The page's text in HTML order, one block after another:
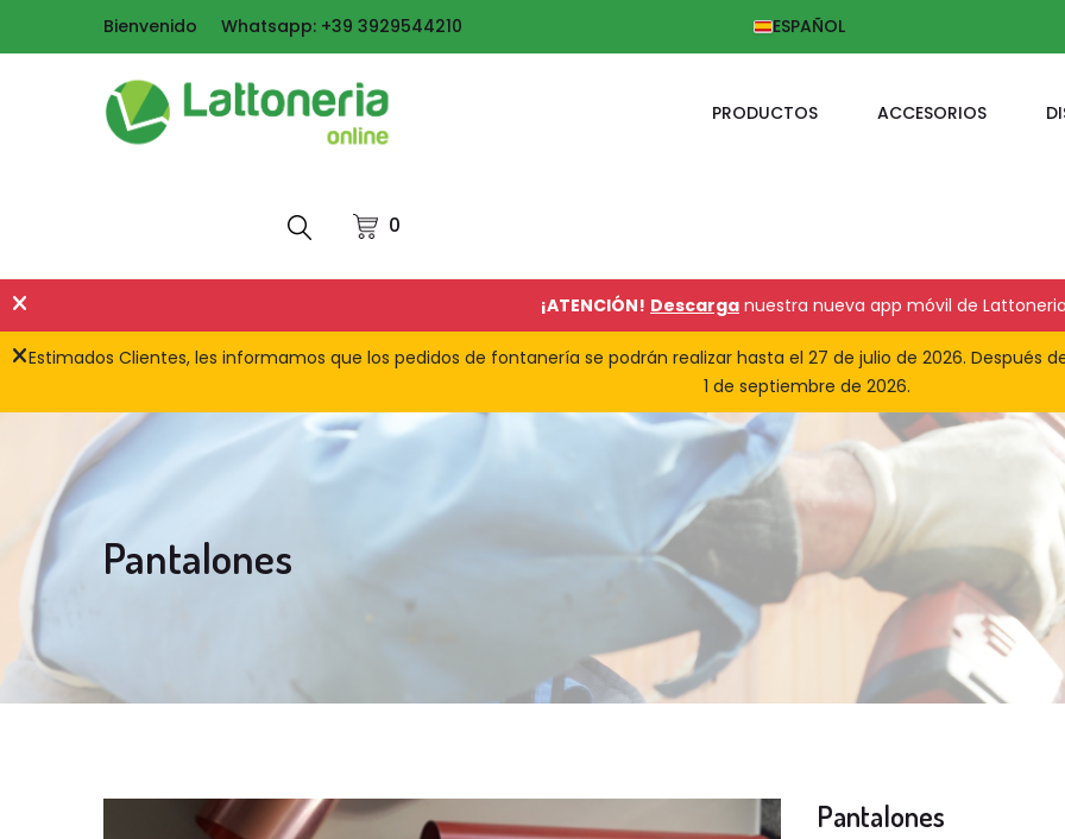
Bienvenido Whatsapp: +39 3929544210 ESPAÑOL
0
PRODUCTOS ACCESORIOS
¡ATENCIÓN! Descarga nuestra nueva app móvil de
Estimados Clientes, les informamos que los pedidos de fontanería se podrán realizar hasta el 27 de julio de 2026.
1 de septiembre de 2026.
Pantalones
Pantalones